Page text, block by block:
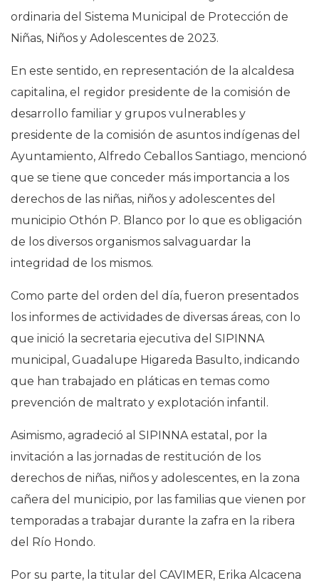
ordinaria del Sistema Municipal de Protección de
Niñas, Niños y Adolescentes de 2023.
En este sentido, en representación de la alcaldesa
capitalina, el regidor presidente de la comisión de
desarrollo familiar y grupos vulnerables y
presidente de la comisión de asuntos indígenas del
Ayuntamiento, Alfredo Ceballos Santiago, mencionó
que se tiene que conceder más importancia a los
derechos de las niñas, niños y adolescentes del
municipio Othón P. Blanco por lo que es obligación
de los diversos organismos salvaguardar la
integridad de los mismos.
Como parte del orden del día, fueron presentados
los informes de actividades de diversas áreas, con lo
que inició la secretaria ejecutiva del SIPINNA
municipal, Guadalupe Higareda Basulto, indicando
que han trabajado en pláticas en temas como
prevención de maltrato y explotación infantil.
Asimismo, agradeció al SIPINNA estatal, por la
invitación a las jornadas de restitución de los
derechos de niñas, niños y adolescentes, en la zona
cañera del municipio, por las familias que vienen por
temporadas a trabajar durante la zafra en la ribera
del Río Hondo.
Por su parte, la titular del CAVIMER, Erika Alcacena